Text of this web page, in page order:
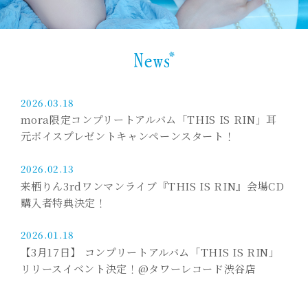
2026.03.18
mora限定コンプリートアルバム「THIS IS RIN」耳
元ボイスプレゼントキャンペーンスタート！
2026.02.13
来栖りん3rdワンマンライブ『THIS IS RIN』会場CD
購入者特典決定！
2026.01.18
【3月17日】 コンプリートアルバム「THIS IS RIN」
リリースイベント決定！@タワーレコード渋谷店